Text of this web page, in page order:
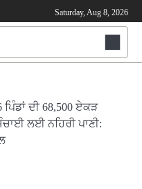
Saturday, Aug 8, 2026
ਦੀ 68,500 ਏਕੜ
ਲਈ ਨਹਿਰੀ ਪਾਣੀ: